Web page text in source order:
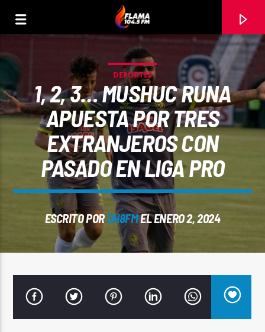
CANCIÓN ACTUAL
TÍTULO
ARTISTA
DEPORTES
1, 2, 3… MUSHUC RUNA
APUESTA POR TRES
EXTRANJEROS CON
PASADO EN LIGA PRO
ESCRITO PORDH8FMEL ENERO 2, 2024